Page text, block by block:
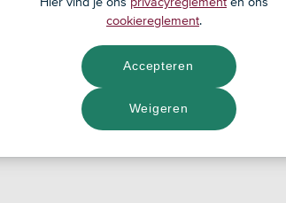
cookiereglement.
Weigeren
Accepteren